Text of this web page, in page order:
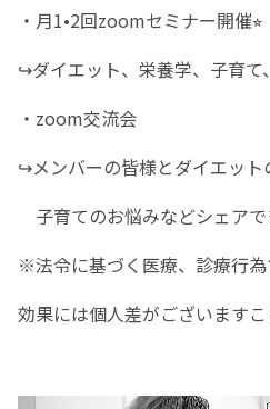
・月1•2回zoomセミナー開催⭐︎
↪︎ダイエット、栄養学、子育て
・zoom交流会
↪︎メンバーの皆様とダイエット
子育てのお悩みなどシェアで
※法令に基づく医療、診療行為
効果には個人差がございます